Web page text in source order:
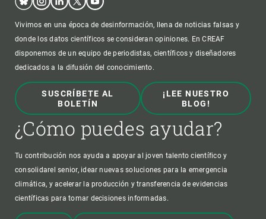
Vivimos en una época de desinformación, llena de noticias falsas y
donde los datos científicos se consideran opiniones. En CREAF
disponemos de un equipo de periodistas, científicos y diseñadores
dedicados a la difusión del conocimiento.
SUSCRÍBETE AL
BOLETÍN
¡LEE NUESTRO
BLOG!
¿Cómo puedes ayudar?
Tu contribución nos ayuda a apoyar al joven talento científico y
consolidarel senior, idear nuevas soluciones para la emergencia
climática, y acelerar la producción y transferencia de evidencias
científicas para tomar decisiones informadas.